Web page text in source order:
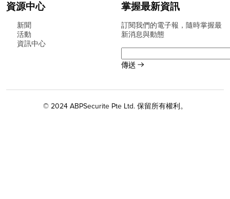
資源中心
新聞
活動
資訊中心
掌握最新資訊
訂閱我們的電子報，隨時掌握最
新消息與動態
© 2024 ABPSecurite Pte Ltd. 保留所有權利。